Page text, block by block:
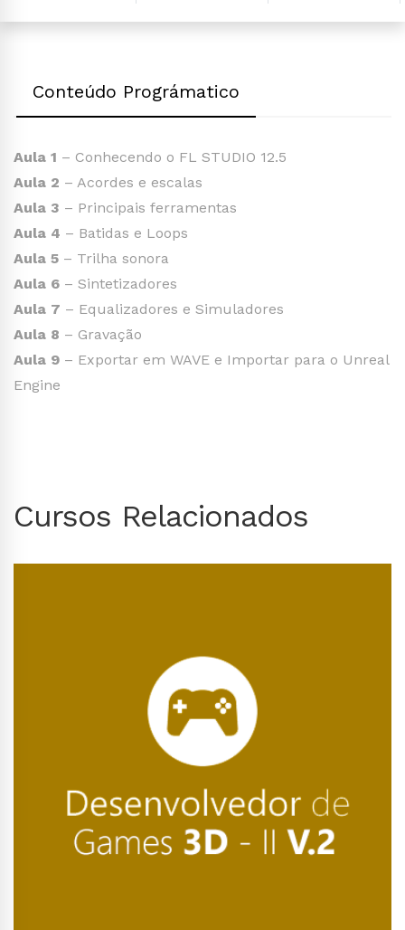
Conteúdo Prográmatico
Aula 1 – Conhecendo o FL STUDIO 12.5
Aula 2 – Acordes e escalas
Aula 3 – Principais ferramentas
Aula 4 – Batidas e Loops
Aula 5 – Trilha sonora
Aula 6 – Sintetizadores
Aula 7 – Equalizadores e Simuladores
Aula 8 – Gravação
Aula 9 – Exportar em WAVE e Importar para o Unreal
Engine
Cursos Relacionados